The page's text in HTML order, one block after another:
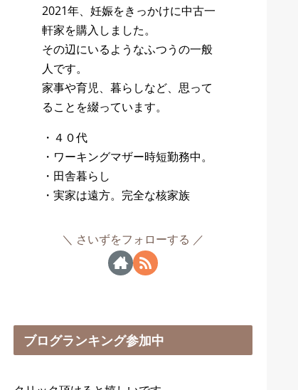
2021年、妊娠をきっかけに中古一
軒家を購入しました。
その辺にいるようなふつうの一般
人です。
家事や育児、暮らしなど、思って
ることを綴っています。
・４０代
・ワーキングマザー時短勤務中。
・田舎暮らし
・実家は遠方。完全な核家族
さいずをフォローする
ブログランキング参加中